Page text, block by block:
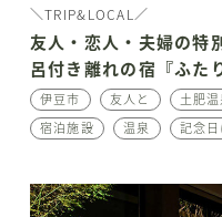
＼TRIP&LOCAL／
友人・恋人・夫婦の特
呂付き離れの宿『ふた
伊豆市 友人と 土肥温
宿泊施設
温泉 記念日